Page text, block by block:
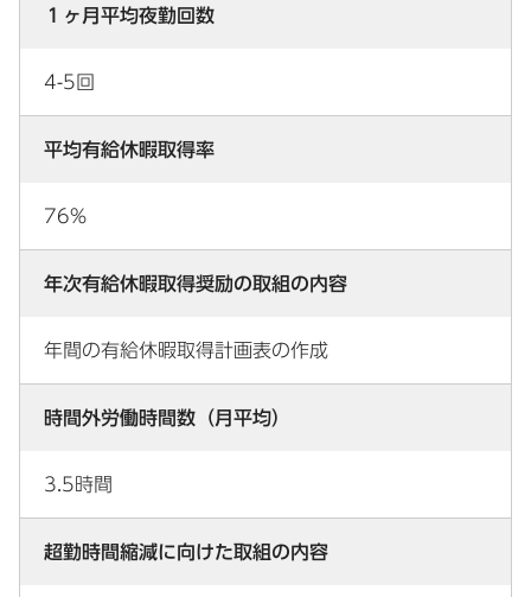
１ヶ月平均夜勤回数
4-5回
平均有給休暇取得率
76%
年次有給休暇取得奨励の取組の内容
年間の有給休暇取得計画表の作成
時間外労働時間数（月平均）
3.5時間
超勤時間縮減に向けた取組の内容